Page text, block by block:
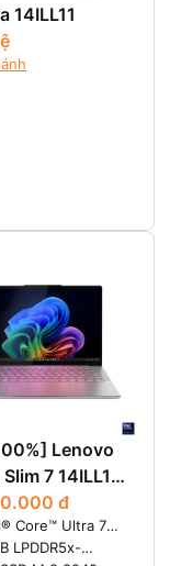
14ILL11
Lenovo
Slim 7 14ILL10
(Core
258V RAM
1TB 14
đ
Core™ Ultra 7
3nm (8 Cores, 8
LPDDR5x-